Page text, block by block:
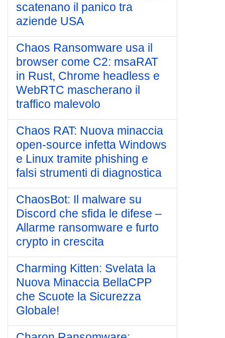
scatenano il panico tra
aziende USA
Chaos Ransomware usa il
browser come C2: msaRAT
in Rust, Chrome headless e
WebRTC mascherano il
traffico malevolo
Chaos RAT: Nuova minaccia
open-source infetta Windows
e Linux tramite phishing e
falsi strumenti di diagnostica
ChaosBot: Il malware su
Discord che sfida le difese –
Allarme ransomware e furto
crypto in crescita
Charming Kitten: Svelata la
Nuova Minaccia BellaCPP
che Scuote la Sicurezza
Globale!